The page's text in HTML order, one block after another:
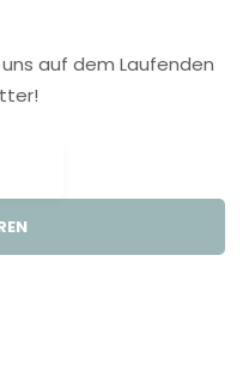
auf dem Laufenden